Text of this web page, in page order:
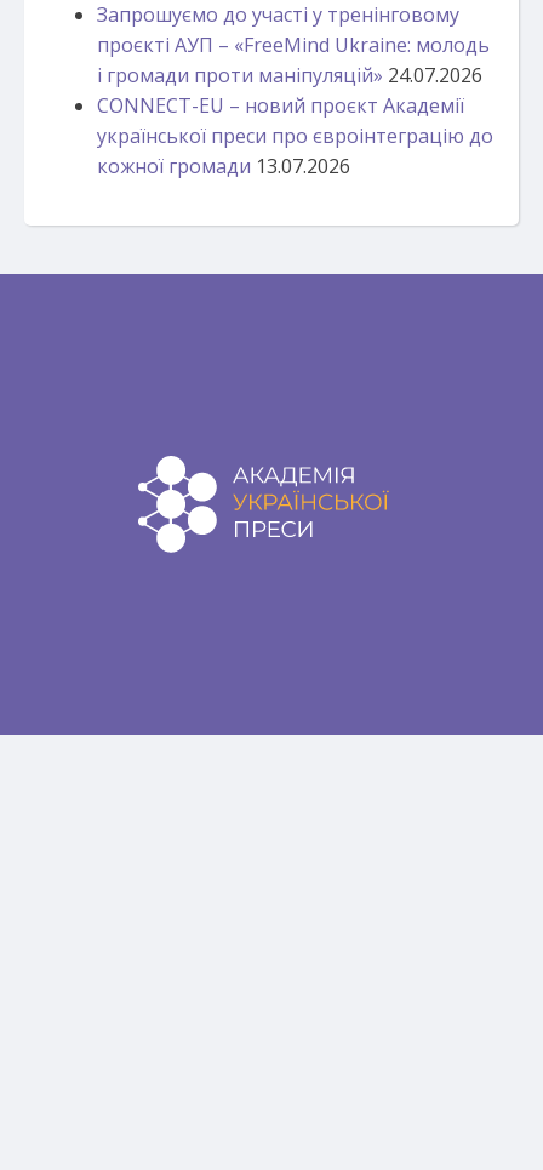
Запрошуємо до участі у тренінговому
проєкті АУП – «FreeMind Ukraine: молодь
і громади проти маніпуляцій» 24.07.2026
CONNECT-EU – новий проєкт Академії
української преси про євроінтеграцію до
кожної громади 13.07.2026